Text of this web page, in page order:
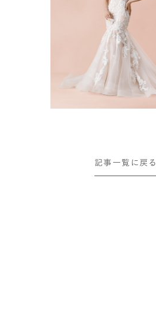
記事一覧に戻る